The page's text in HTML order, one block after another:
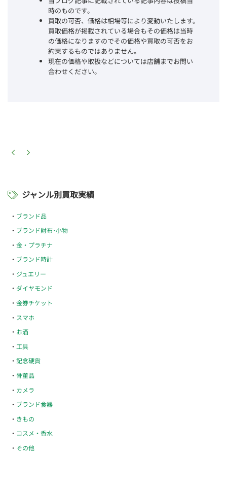
時のものです。
買取の可否、価格は相場等により変動いたします。
買取価格が掲載されている場合もその価格は当時
の価格になりますのでその価格や買取の可否をお
約束するものではありません。
現在の価格や取扱などについては店舗までお問い
合わせください。
ジャンル別買取実績
ブランド品
ブランド財布･小物
金・プラチナ
ブランド時計
ジュエリー
ダイヤモンド
金券チケット
スマホ
お酒
工具
記念硬貨
骨董品
カメラ
ブランド食器
きもの
コスメ・香水
その他